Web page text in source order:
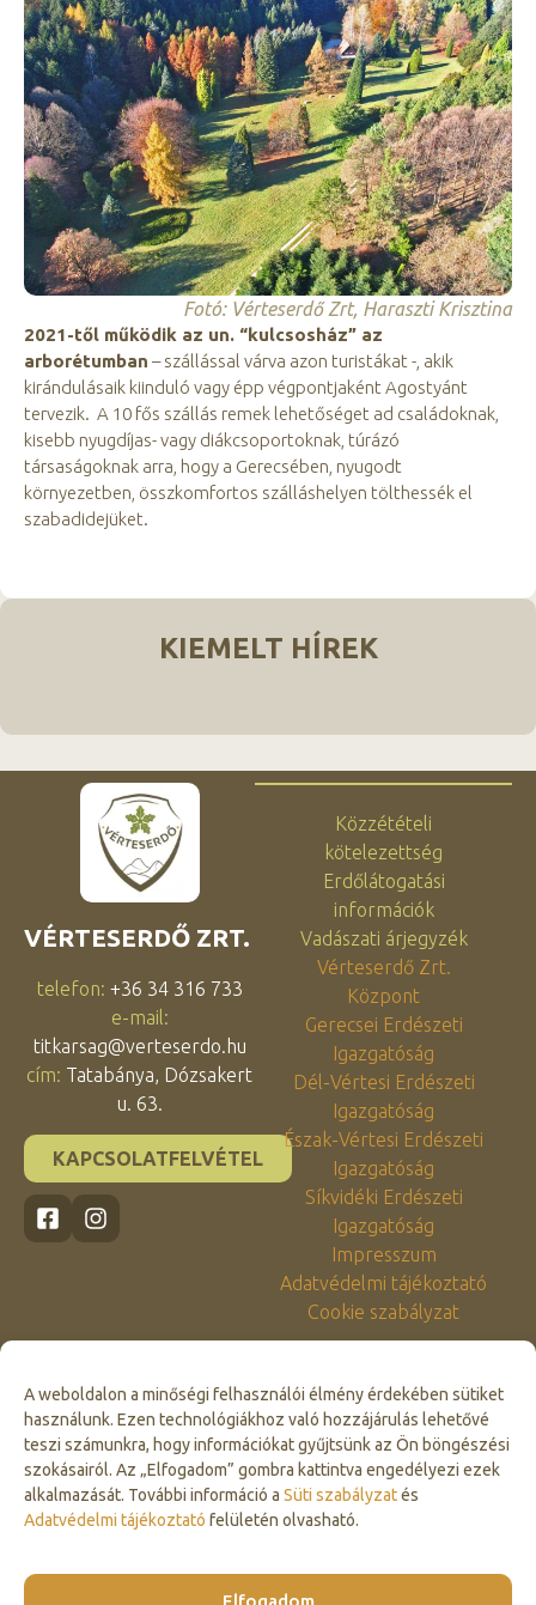
A weboldalon a minőségi felhasználói élmény érdekében sütiket
használunk. Ezen technológiákhoz való hozzájárulás lehetővé
teszi számunkra, hogy információkat gyűjtsünk az Ön böngészési
szokásairól. Az „Elfogadom” gombra kattintva engedélyezi ezek
alkalmazását. További információ a Süti szabályzatés
Adatvédelmi tájékoztató felületén olvasható.
Elfogadom
Fotó: Vérteserdő Zrt, Haraszti Krisztina
2021-től működik az un. “kulcsosház” az
arborétumban – szállással várva azon turistákat -, akik
kirándulásaik kiinduló vagy épp végpontjaként Agostyánt
tervezik. A 10 fős szállás remek lehetőséget ad családoknak,
kisebb nyugdíjas- vagy diákcsoportoknak, túrázó
társaságoknak arra, hogy a Gerecsében, nyugodt
környezetben, összkomfortos szálláshelyen tölthessék el
szabadidejüket.
KIEMELT HÍREK
Click to accept marketing cookies and
VÉRTESERDŐ ZRT.
telefon: +36 34 316 733
e-mail:
titkarsag@verteserdo.hu
cím: Tatabánya, Dózsakert
u. 63.
KAPCSOLATFELVÉTEL
Közzétételi
kötelezettség
Erdőlátogatási
információk
Vadászati árjegyzék
Vérteserdő Zrt.
Központ
Gerecsei Erdészeti
Igazgatóság
Dél-Vértesi Erdészeti
Igazgatóság
Észak-Vértesi Erdészeti
Igazgatóság
Síkvidéki Erdészeti
Igazgatóság
Impresszum
Adatvédelmi tájékoztató
Cookie szabályzat